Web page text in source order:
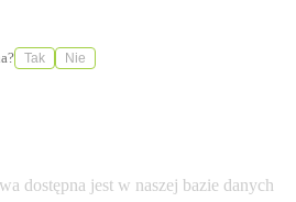
Tak Nie
dostępna jest w naszej bazie danych